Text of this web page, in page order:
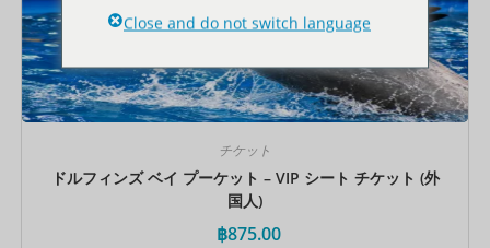
チケット
ドルフィンズ ベイ プーケット – VIP シート チケット (外
国人)
฿875.00
Close and do not switch language